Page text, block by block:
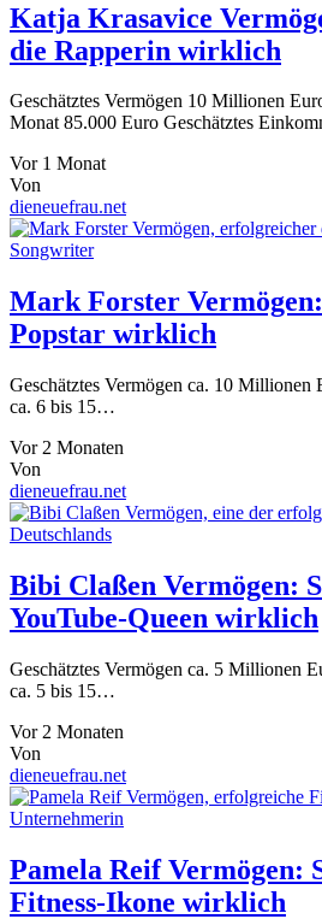
Katja Krasavice
die Rapperin wirklich
Geschätztes Vermögen 10 Millionen
Monat 85.000 Euro Geschätztes
Vor 1 Monat
Von
dieneuefrau.net
Mark Forster
Popstar wirklich
Geschätztes Vermögen ca. 10 Millionen
ca. 6 bis 15…
Vor 2 Monaten
Von
dieneuefrau.net
Bibi Claßen Vermögen:
YouTube-Queen wirklich
Geschätztes Vermögen ca. 5 Millionen
ca. 5 bis 15…
Vor 2 Monaten
Von
dieneuefrau.net
Pamela Reif Vermögen:
Fitness-Ikone wirklich